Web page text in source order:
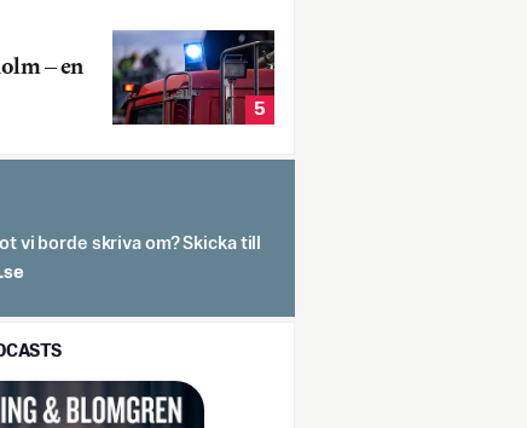
– en
5
vi borde skriva om? Skicka till